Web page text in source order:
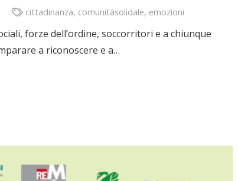
cittadinanza, comunitàsolidale, emozioni
forze dell’ordine, soccorritori e a chiunque
a riconoscere e a…